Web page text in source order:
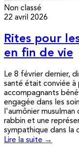
Non classé
22 avril 2026
Rites pour
en fin de vie
Le 8 février dernier,
santé était conviée à
accompagnants
engagée dans les
l'aumônier
rabbin et une
sympathique dans la
Lire la suite →